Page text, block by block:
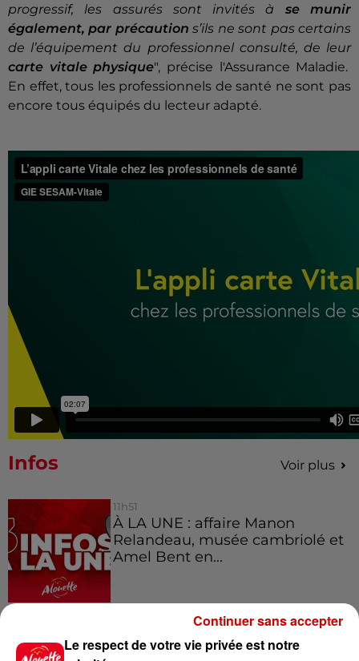
progressif, les assurés sont invités à se munir
également, par précautions’ils ne sont pas certains
de l’équipement du professionnel consulté, de leur
carte vitale physique", précise l'Assurance Maladie.
En effet, tous les professionnels de santé ne sont pas
encore tous équipés du lecteur adapté.
Infos Voir plus
11h51
À LA UNE : affaire Manon
Relandeau, musée cambriolé et
Amel Bent en...
Disparition de Manon
Relandeau : sa mère réclame
Le respect de votre vie privée est notre
Continuer sans accepter